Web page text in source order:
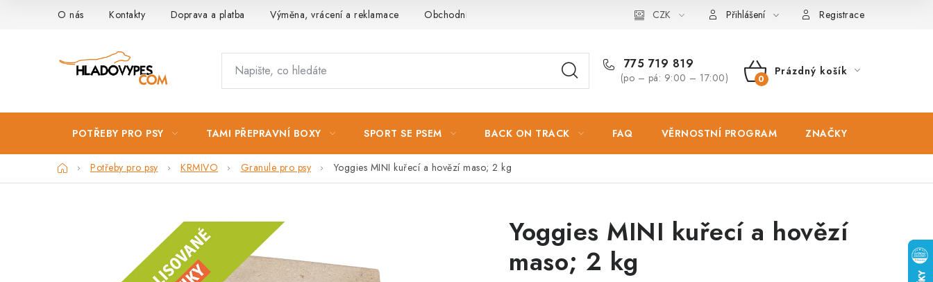
O nás Kontakty Doprava a platba Výměna, vrácení a reklamace Obchodní podmínky Podmínky ochrany osobních údajů Zásady použivání souboru cookies
CZK Přihlášení Registrace
775 719 819
(po – pá: 9:00 – 17:00)
NÁKUPNÍ
Prázdný košík
POTŘEBY PRO PSY TAMI PŘEPRAVNÍ BOXY SPORT SE PSEM BACK ON TRACK FAQ VĚRNOSTNÍ PROGRAM ZNAČKY
DomůPotřeby pro psy KRMIVO Granule pro psy Yoggies MINI kuřecí a hovězí maso; 2 kg
Yoggies MINI kuřecí a hovězí
maso; 2 kg